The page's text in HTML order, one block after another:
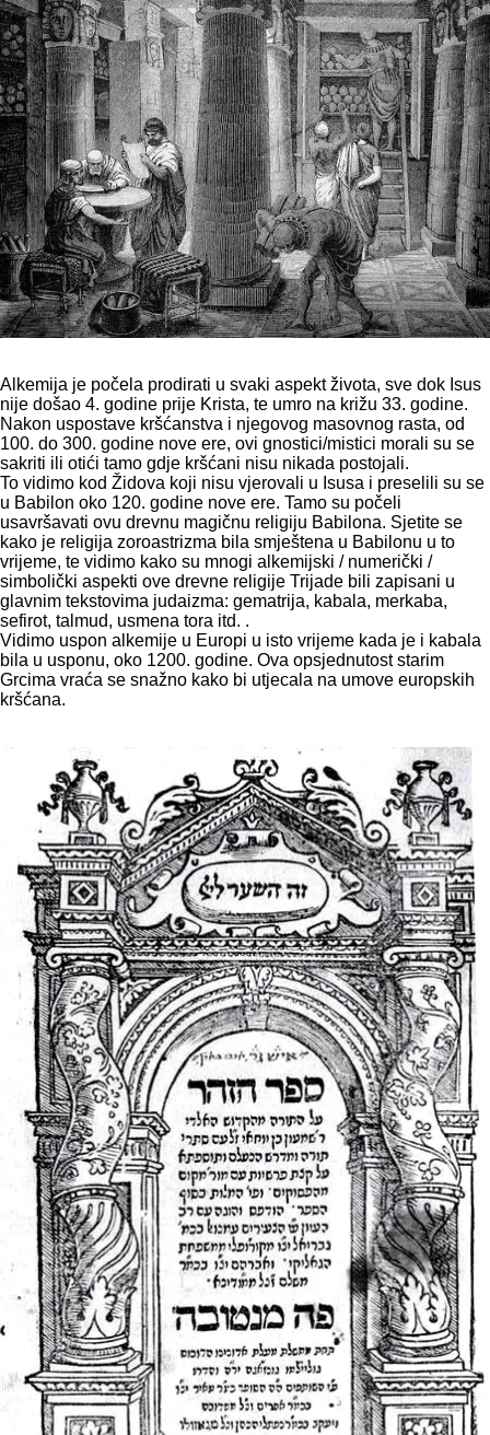
Alkemija je počela prodirati u svaki aspekt života, sve dok Isus
nije došao 4. godine prije Krista, te umro na križu 33. godine.
Nakon uspostave kršćanstva i njegovog masovnog rasta, od
100. do 300. godine nove ere, ovi gnostici/mistici morali su se
sakriti ili otići tamo gdje kršćani nisu nikada postojali.
To vidimo kod Židova koji nisu vjerovali u Isusa i preselili su se
u Babilon oko 120. godine nove ere. Tamo su počeli
usavršavati ovu drevnu magičnu religiju Babilona. Sjetite se
kako je religija zoroastrizma bila smještena u Babilonu u to
vrijeme, te vidimo kako su mnogi alkemijski / numerički /
simbolički aspekti ove drevne religije Trijade bili zapisani u
glavnim tekstovima judaizma: gematrija, kabala, merkaba,
sefirot, talmud, usmena tora itd. .
Vidimo uspon alkemije u Europi u isto vrijeme kada je i kabala
bila u usponu, oko 1200. godine. Ova opsjednutost starim
Grcima vraća se snažno kako bi utjecala na umove europskih
kršćana.